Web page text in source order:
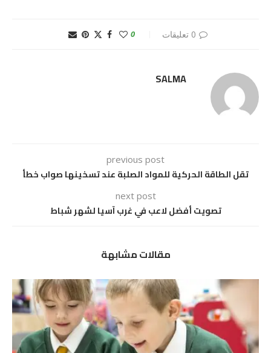
0 تعليقات 0
SALMA
previous post
تقل الطاقة الحركية للمواد الصلبة عند تسخينها صواب خطأ
next post
تصويت أفضل لاعب في غرب آسيا لشهر شباط
مقالات مشابهة